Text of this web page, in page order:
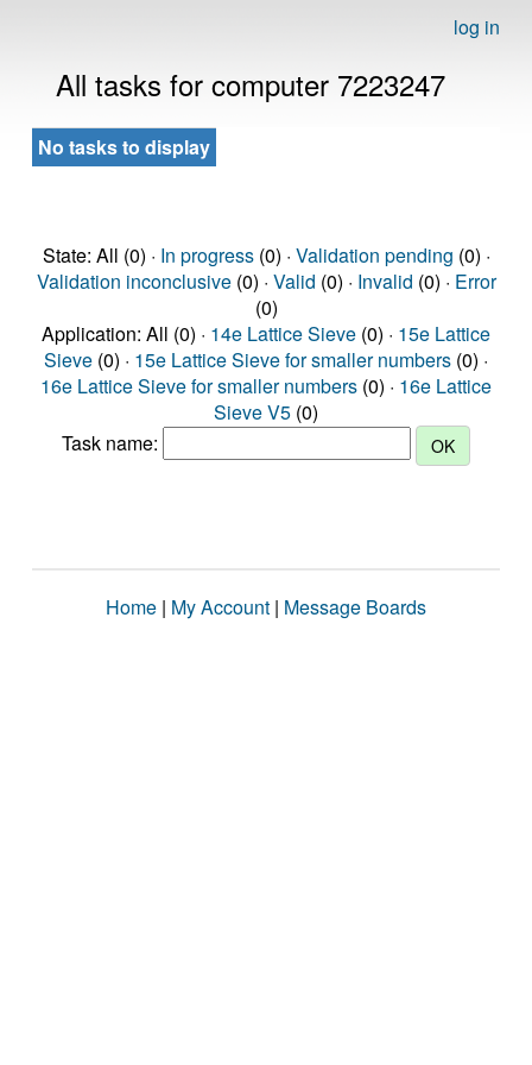
log in
All tasks for computer 7223247
No tasks to display
State: All (0) · In progress(0) · Validation pending (0) ·
Validation inconclusive(0) · Valid (0) · Invalid (0) · Error
(0)
Application: All (0) · 14e Lattice Sieve (0) · 15e Lattice
Sieve (0) · 15e Lattice Sieve for smaller numbers (0) ·
16e Lattice Sieve for smaller numbers (0) · 16e Lattice
Sieve V5 (0)
Task name:
Home | My Account | Message Boards